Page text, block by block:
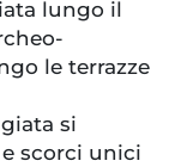
lungo il
le terrazze
si
scorci unici